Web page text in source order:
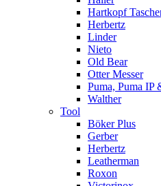
Hartkopf
Herbertz
Linder
Nieto
Old Bear
Otter Messer
Puma, Puma IP
Walther
Tool
Böker Plus
Gerber
Herbertz
Leatherman
Roxon